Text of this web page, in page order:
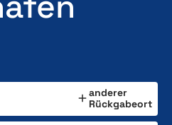
anderer
Rückgabeort